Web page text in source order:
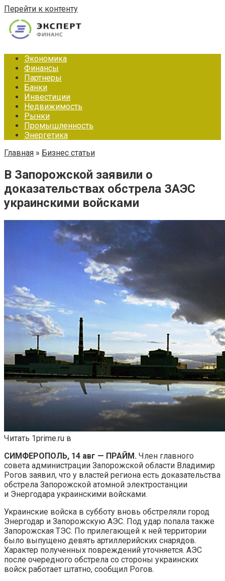
Перейти к контенту
Экономика
Финансы
Партнеры
Банки
Инвестиции
Недвижимость
Рынки
Промышленность
Энергетика
Главная » Бизнес статьи
В Запорожской заявили о
доказательствах обстрела ЗАЭС
украинскими войсками
Читать 1prime.ru в
СИМФЕРОПОЛЬ, 14 авг — ПРАЙМ. Член главного
совета администрации Запорожской области Владимир
Рогов заявил, что у властей региона есть доказательства
обстрела Запорожской атомной электростанции
и Энергодара украинскими войсками.
Украинские войска в субботу вновь обстреляли город
Энергодар и Запорожскую АЭС. Под удар попала также
Запорожская ТЭС. По прилегающей к ней территории
было выпущено девять артиллерийских снарядов.
Характер полученных повреждений уточняется. АЭС
после очередного обстрела со стороны украинских
войск работает штатно, сообщил Рогов.